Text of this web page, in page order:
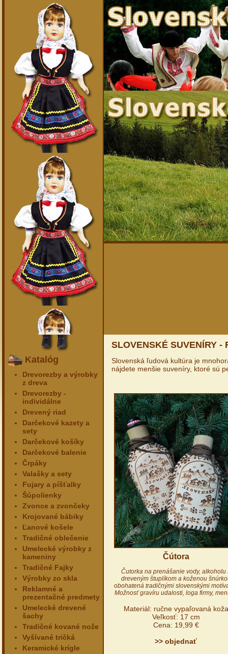
Katalóg
Drevorezby a výrobky
z dreva
Drevorezby -
individálne
Drevený riad
Darčekové kazety a
sety
Darčekové košíky
Darčekové balenie
Črpáky
Valašky a sety
Fujary a píšťalky
Šúpolienky
Zvonce a zvončeky
Krojované bábiky
Ľanové košele
Tradičné oblečenie
Umelecké výrobky z
kameniny
Tradičné Fajky
Výrobky zo skla
Reklamné a
prezentačné predmety
Umelecké drevené
šachy
Tradičné kované nože
Vyšívané tričká
Keramické krígle
SLOVENSKÉ SUVENÍRY -
Slovenská ľudová kultúra je
nájdete menšie suveníry, ktoré sú
Čútora
Čutorka na prenášanie vody, alkoholu
dreveným štuplíkom a koženou
obohatená tradičnými slovenskými
Možnosť gravíru udalosti, loga firmy,
Materiál: ručne vypaľovaná koža
Veľkosť: 17 cm
Cena: 19,99 €
>> objednať